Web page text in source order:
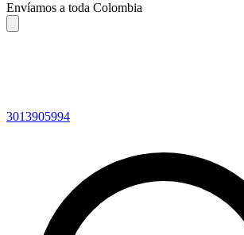
Envíamos a toda Colombia
3013905994